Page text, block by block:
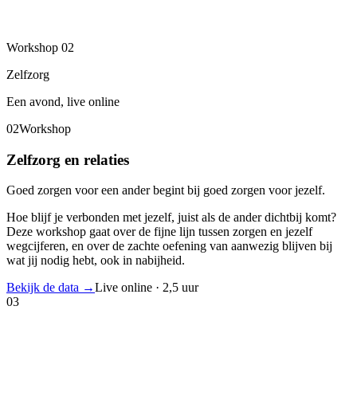
Workshop 02
Zelfzorg
Een avond, live online
02Workshop
Zelfzorg en relaties
Goed zorgen voor een ander begint bij goed zorgen voor jezelf.
Hoe blijf je verbonden met jezelf, juist als de ander dichtbij komt?
Deze workshop gaat over de fijne lijn tussen zorgen en jezelf
wegcijferen, en over de zachte oefening van aanwezig blijven bij
wat jij nodig hebt, ook in nabijheid.
Bekijk de data →Live online · 2,5 uur
03